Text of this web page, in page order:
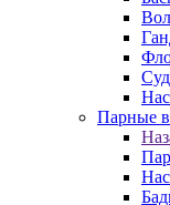
Парные